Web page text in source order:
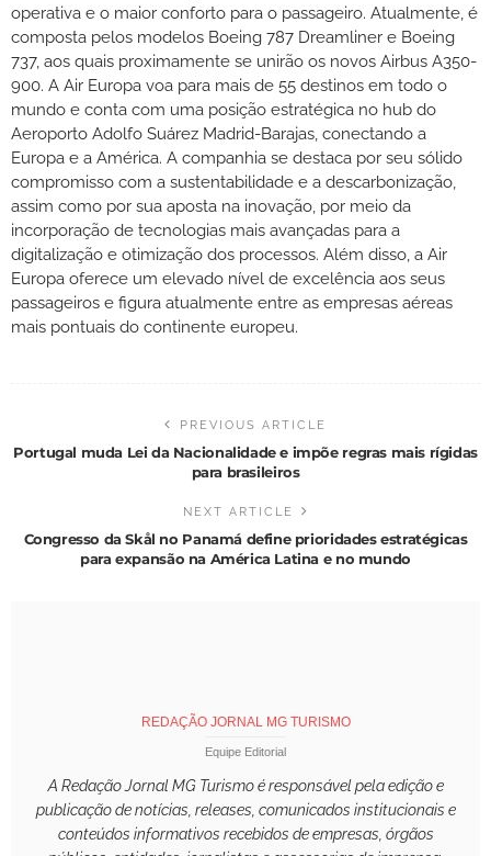
operativa e o maior conforto para o passageiro. Atualmente, é
composta pelos modelos Boeing 787 Dreamliner e Boeing
737, aos quais proximamente se unirão os novos Airbus A350-
900. A Air Europa voa para mais de 55 destinos em todo o
mundo e conta com uma posição estratégica no hub do
Aeroporto Adolfo Suárez Madrid-Barajas, conectando a
Europa e a América. A companhia se destaca por seu sólido
compromisso com a sustentabilidade e a descarbonização,
assim como por sua aposta na inovação, por meio da
incorporação de tecnologias mais avançadas para a
digitalização e otimização dos processos. Além disso, a Air
Europa oferece um elevado nível de excelência aos seus
passageiros e figura atualmente entre as empresas aéreas
mais pontuais do continente europeu.
PREVIOUS ARTICLE
Portugal muda Lei da Nacionalidade e impõe regras mais rígidas
para brasileiros
NEXT ARTICLE
Congresso da Skål no Panamá define prioridades estratégicas
para expansão na América Latina e no mundo
REDAÇÃO JORNAL MG TURISMO
Equipe Editorial
A Redação Jornal MG Turismo é responsável pela edição e
publicação de notícias, releases, comunicados institucionais e
conteúdos informativos recebidos de empresas, órgãos